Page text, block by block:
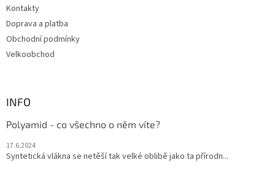
Kontakty
Doprava a platba
Obchodní podmínky
Velkoobchod
INFO
Polyamid - co všechno o něm víte?
17.6.2024
Syntetická vlákna se netěší tak velké oblibě jako ta přírodn...